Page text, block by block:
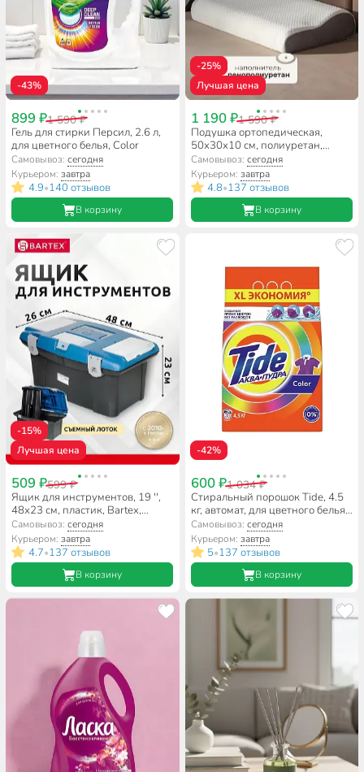
-43%
899 ₽1 590 ₽
Гель для стирки Персил, 2.6 л,
для цветного белья, Color
Самовывоз:сегодня
Курьером:завтра
4.9•140 отзывов
В корзину
-25%
Лучшая цена
1 190 ₽1 590 ₽
Подушка ортопедическая,
50х30х10 см, полиуретан,
чехол 100% полиэстер, кант, с
эффектом памяти, мягкая,
Silvano, AI-1607001, белая
Самовывоз: сегодня
Курьером: завтра
4.8•137 отзывов
В корзину
-15%
Лучшая цена
509 ₽599 ₽
Ящик для инструментов, 19 '',
48х23 см, пластик, Bartex,
морозостойкий замок,
27802203
Самовывоз:сегодня
Курьером:завтра
4.7•137 отзывов
В корзину
-42%
600 ₽1 034 ₽
Стиральный порошок Tide, 4.5
кг, автомат, для цветного белья,
Color
Самовывоз: сегодня
Курьером: завтра
5•137 отзывов
В корзину